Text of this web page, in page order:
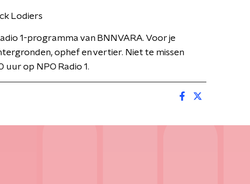
Lodiers
1-programma van BNNVARA. Voor je
ophef en vertier. Niet te missen
uur op NPO Radio 1.